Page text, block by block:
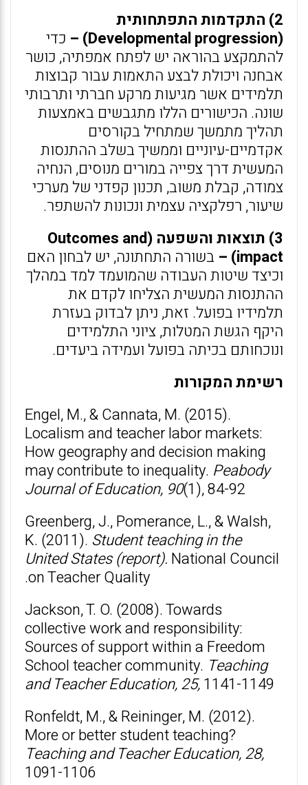
2) התקדמות התפתחותית
(
Developmental progression
) – כדי
להתמקצע בהוראה יש לפתח אמפתיה, כושר
אבחנה ויכולת לבצע התאמות עבור קבוצות
תלמידים אשר מגיעות מרקע חברתי ותרבותי
שונה. הכישורים הללו מתגבשים באמצעות
תהליך מתמשך שמתחיל בקורסים
אקדמיים-עיוניים וממשיך בשלב ההתנסות
המעשית דרך צפייה במורים מנוסים, הנחיה
צמודה, קבלת משוב, תכנון קפדני של מערכי
שיעור, רפלקציה עצמית ונכונות להשתפר.
3) תוצאות והשפעה (
Outcomes and
impact
) – בשורה התחתונה, יש לבחון האם
וכיצד שיטות העבודה שהמועמד למד במהלך
ההתנסות המעשית הצליחו לקדם את
תלמידיו בפועל. זאת, ניתן לבדוק בעזרת
היקף הגשת המטלות, ציוני התלמידים
ונוכחותם בכיתה בפועל ועמידה ביעדים.
רשימת המקורות
Engel, M., & Cannata, M. (2015).
Localism and teacher labor markets:
How geography and decision making
may contribute to inequality. Peabody
Journal of Education, 90(1), 84-92
Greenberg, J., Pomerance, L., & Walsh,
K. (2011). Student teaching in the
United States (report). National Council
on Teacher Quality.
Jackson, T. O. (2008). Towards
collective work and responsibility:
Sources of support within a Freedom
School teacher community. Teaching
and Teacher Education, 25,1141-1149
Ronfeldt, M., & Reininger, M. (2012).
More or better student teaching?
Teaching and Teacher Education, 28,
1091-1106